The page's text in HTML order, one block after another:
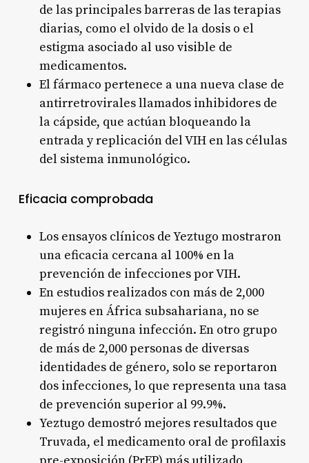
de las principales barreras de las terapias
diarias, como el olvido de la dosis o el
estigma asociado al uso visible de
medicamentos.
El fármaco pertenece a una nueva clase de
antirretrovirales llamados inhibidores de
la cápside, que actúan bloqueando la
entrada y replicación del VIH en las células
del sistema inmunológico.
Eficacia comprobada
Los ensayos clínicos de Yeztugo mostraron
una eficacia cercana al 100% en la
prevención de infecciones por VIH.
En estudios realizados con más de 2,000
mujeres en África subsahariana, no se
registró ninguna infección. En otro grupo
de más de 2,000 personas de diversas
identidades de género, solo se reportaron
dos infecciones, lo que representa una tasa
de prevención superior al 99.9%.
Yeztugo demostró mejores resultados que
Truvada, el medicamento oral de profilaxis